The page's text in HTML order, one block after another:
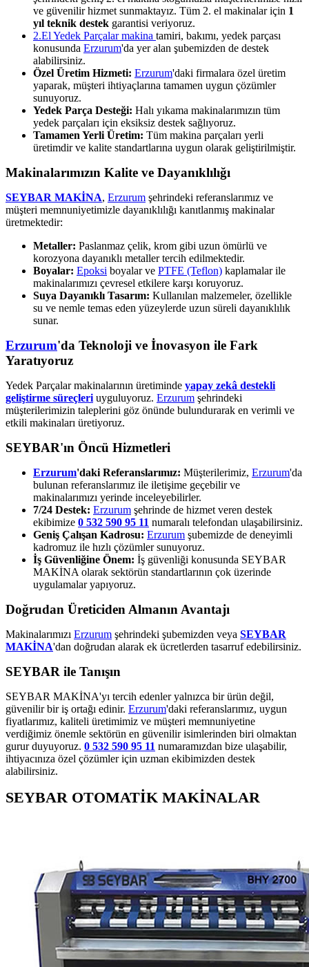
ve güvenilir hizmet sunmaktayız. Tüm 2. el makinalar için 1
yıl teknik destek garantisi veriyoruz.
2.El Yedek Parçalar makina tamiri, bakımı, yedek parçası
konusunda Erzurum'da yer alan şubemizden de destek
alabilirsiniz.
Özel Üretim Hizmeti: Erzurum'daki firmalara özel üretim
yaparak, müşteri ihtiyaçlarına tamamen uygun çözümler
sunuyoruz.
Yedek Parça Desteği: Halı yıkama makinalarımızın tüm
yedek parçaları için eksiksiz destek sağlıyoruz.
Tamamen Yerli Üretim: Tüm makina parçaları yerli
üretimdir ve kalite standartlarına uygun olarak geliştirilmiştir.
Makinalarımızın Kalite ve Dayanıklılığı
SEYBAR MAKİNA, Erzurum şehrindeki referanslarımız ve
müşteri memnuniyetimizle dayanıklılığı kanıtlanmış makinalar
üretmektedir:
Metaller: Paslanmaz çelik, krom gibi uzun ömürlü ve
korozyona dayanıklı metaller tercih edilmektedir.
Boyalar: Epoksi boyalar ve PTFE (Teflon) kaplamalar ile
makinalarımızı çevresel etkilere karşı koruyoruz.
Suya Dayanıklı Tasarım: Kullanılan malzemeler, özellikle
su ve nemle temas eden yüzeylerde uzun süreli dayanıklılık
sunar.
Erzurum'da Teknoloji ve İnovasyon ile Fark
Yaratıyoruz
Yedek Parçalar makinalarının üretiminde yapay zekâ destekli
geliştirme süreçleri uyguluyoruz. Erzurum şehrindeki
müşterilerimizin taleplerini göz önünde bulundurarak en verimli ve
etkili makinaları üretiyoruz.
SEYBAR'ın Öncü Hizmetleri
Erzurum'daki Referanslarımız: Müşterilerimiz, Erzurum'da
bulunan referanslarımız ile iletişime geçebilir ve
makinalarımızı yerinde inceleyebilirler.
7/24 Destek: Erzurum şehrinde de hizmet veren destek
ekibimize 0 532 590 95 11 numaralı telefondan ulaşabilirsiniz.
Geniş Çalışan Kadrosu: Erzurum şubemizde de deneyimli
kadromuz ile hızlı çözümler sunuyoruz.
İş Güvenliğine Önem: İş güvenliği konusunda SEYBAR
MAKİNA olarak sektörün standartlarının çok üzerinde
uygulamalar yapıyoruz.
Doğrudan Üreticiden Almanın Avantajı
Makinalarımızı Erzurum şehrindeki şubemizden veya SEYBAR
MAKİNA'dan doğrudan alarak ek ücretlerden tasarruf edebilirsiniz.
SEYBAR ile Tanışın
SEYBAR MAKİNA'yı tercih edenler yalnızca bir ürün değil,
güvenilir bir iş ortağı edinir. Erzurum'daki referanslarımız, uygun
fiyatlarımız, kaliteli üretimimiz ve müşteri memnuniyetine
verdiğimiz önemle sektörün en güvenilir isimlerinden biri olmaktan
gurur duyuyoruz. 0 532 590 95 11 numaramızdan bize ulaşabilir,
ihtiyacınıza özel çözümler için uzman ekibimizden destek
alabilirsiniz.
SEYBAR OTOMATİK MAKİNALAR